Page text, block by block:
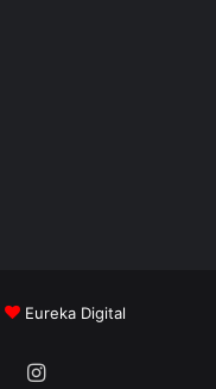
Eureka Digital
YouTubeInstagram